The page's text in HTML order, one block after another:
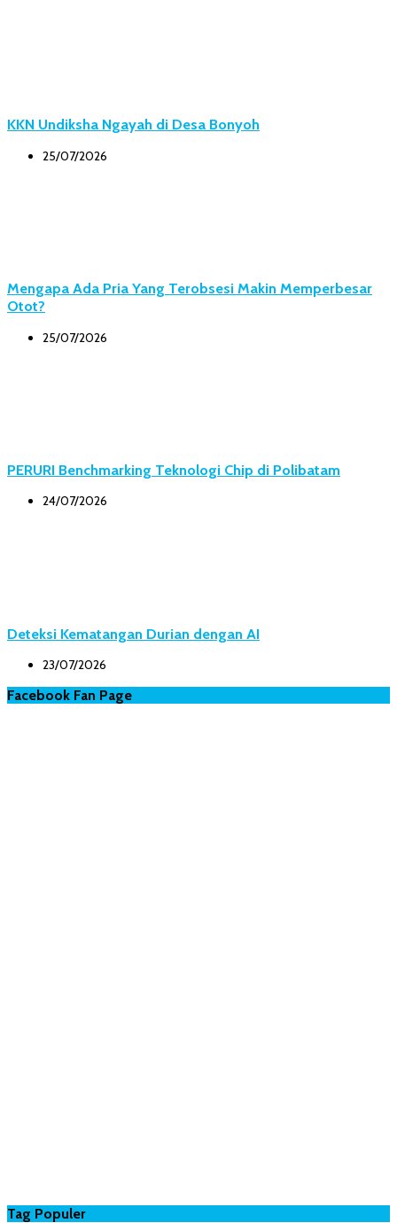
KKN Undiksha Ngayah di Desa Bonyoh
25/07/2026
Mengapa Ada Pria Yang Terobsesi Makin Memperbesar
Otot?
25/07/2026
PERURI Benchmarking Teknologi Chip di Polibatam
24/07/2026
Deteksi Kematangan Durian dengan AI
23/07/2026
Facebook Fan Page
Tag Populer